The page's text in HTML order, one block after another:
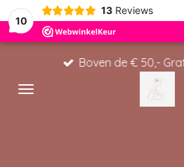
10
13 Reviews
Boven de € 50,-